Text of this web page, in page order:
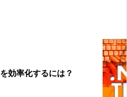
効率化するには？